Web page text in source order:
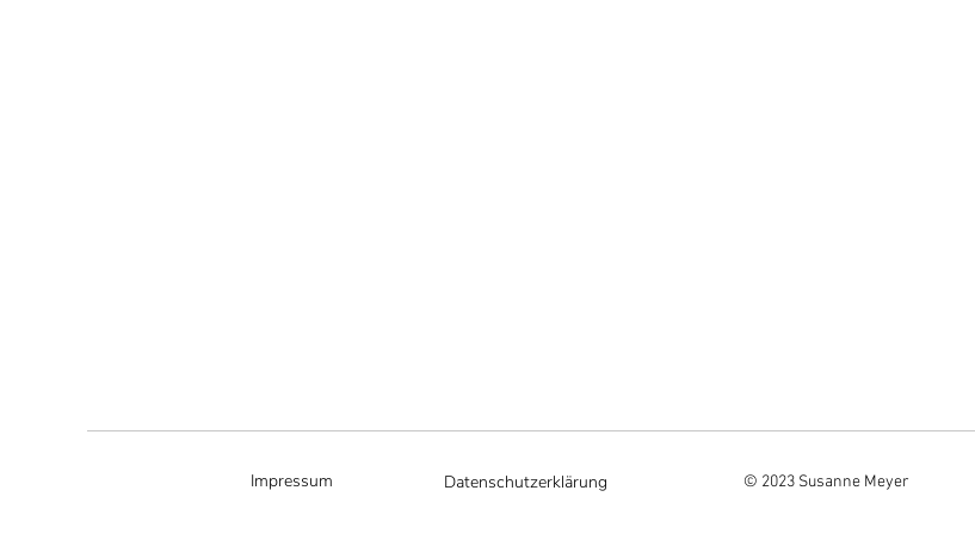
Impressum Datenschutzerklärung © 2023 Susanne Meyer